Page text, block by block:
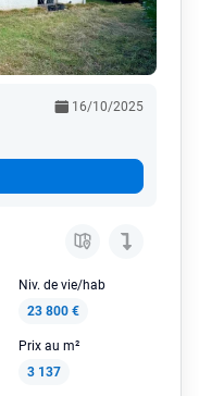
16/10/2025
Niv. de vie/hab
23 800 €
Prix au m²
3 137